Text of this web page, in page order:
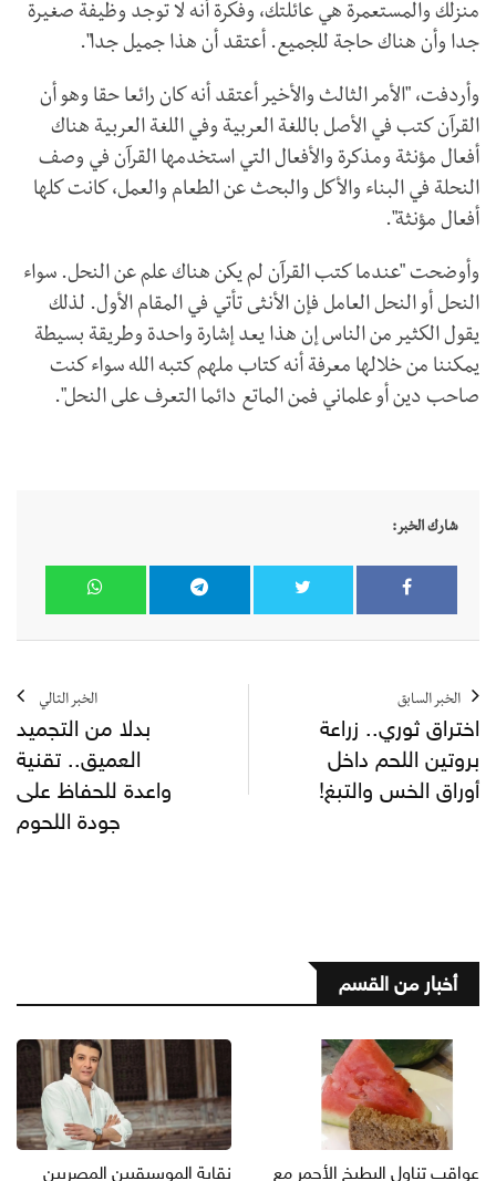
منزلك والمستعمرة هي عائلتك، وفكرة أنه لا توجد وظيفة صغيرة
جدا وأن هناك حاجة للجميع. أعتقد أن هذا جميل جدا".
وأردفت، "الأمر الثالث والأخير أعتقد أنه كان رائعا حقا وهو أن
القرآن كتب في الأصل باللغة العربية وفي اللغة العربية هناك
أفعال مؤنثة ومذكرة والأفعال التي استخدمها القرآن في وصف
النحلة في البناء والأكل والبحث عن الطعام والعمل، كانت كلها
أفعال مؤنثة".
وأوضحت "عندما كتب القرآن لم يكن هناك علم عن النحل. سواء
النحل أو النحل العامل فإن الأنثى تأتي في المقام الأول. لذلك
يقول الكثير من الناس إن هذا يعد إشارة واحدة وطريقة بسيطة
يمكننا من خلالها معرفة أنه كتاب ملهم كتبه الله سواء كنت
صاحب دين أو علماني فمن الماتع دائما التعرف على النحل".
شارك الخبر:
الخبر السابق
اختراق ثوري.. زراعة
بروتين اللحم داخل
أوراق الخس والتبغ!
الخبر التالي
بدلا من التجميد
العميق.. تقنية
واعدة للحفاظ على
جودة اللحوم
أخبار من القسم
عواقب تناول البطيخ الأحمر مع نقابة الموسيقيين المصريين